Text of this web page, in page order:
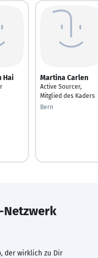
Hai Martina Carlen
Active Sourcer,
Mitglied des Kaders
Bern
Netzwerk
der wirklich zu Dir